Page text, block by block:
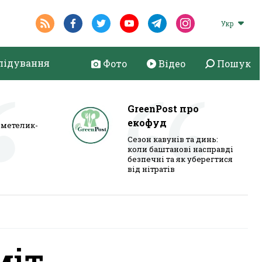
Укр
Фото Відео Пошук
GreenPost про
екофуд
Сезон кавунів та динь:
коли баштанові насправді
безпечні та як уберегтися
від нітратів